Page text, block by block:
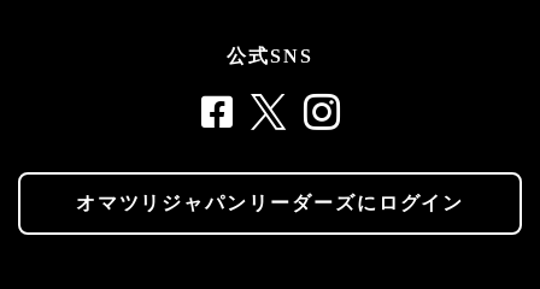
公式SNS
オマツリジャパンリーダーズにログイン